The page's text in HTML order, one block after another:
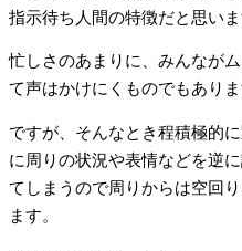
指示待ち人間の特徴だと思いま
忙しさのあまりに、みんなが
て声はかけにくものでもありま
ですが、そんなとき程積極的
に周りの状況や表情などを逆
てしまうので周りからは空回
ます。